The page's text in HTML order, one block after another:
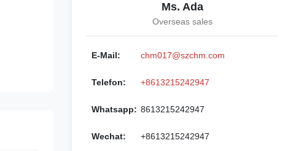
Ms. Ada
Overseas sales
E-Mail: chm017@szchm.com
Telefon: +8613215242947
Whatsapp: 8613215242947
Wechat: +8613215242947